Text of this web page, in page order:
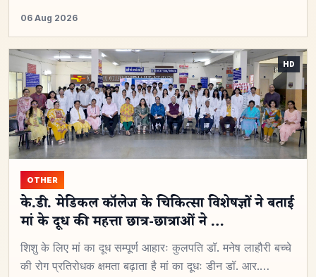
06 Aug 2026
OTHER
के.डी. मेडिकल कॉलेज के चिकित्सा विशेषज्ञों ने बताई
मां के दूध की महत्ता छात्र-छात्राओं ने …
शिशु के लिए मां का दूध सम्पूर्ण आहारः कुलपति डॉ. मनेष लाहौरी बच्चे
की रोग प्रतिरोधक क्षमता बढ़ाता है मां का दूधः डीन डॉ. आर.…